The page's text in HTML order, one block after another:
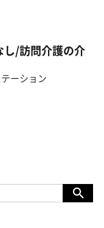
/訪問介護の介
ーション